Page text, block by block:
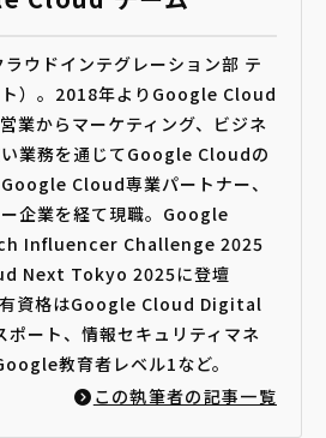
ウドインテグレーション部 テ
ト）。2018年よりGoogle Cloud
業からマーケティング、ビジネ
業務を通じてGoogle Cloudの
Cloud専業パートナー、
企業を経て現職。Google
Influencer Challenge 2025
Next Tokyo 2025に登壇
資格はGoogle Cloud Digital
ート、情報セキュリティマネ
教育者レベル1など。
この執筆者の記事一覧